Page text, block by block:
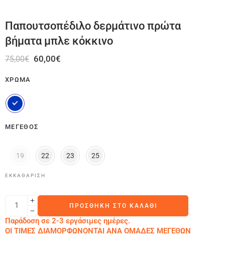
Παπουτσοπέδιλο δερμάτινο πρώτα
βήματα μπλε κόκκινο
75,00€ 60,00€
ΧΡΏΜΑ
ΜΈΓΕΘΟΣ
19 22 23 25
ΕΚΚΑΘΆΡΙΣΗ
ΠΡΟΣΘΉΚΗ ΣΤΟ ΚΑΛΆΘΙ
Παράδοση σε 2-3 εργάσιμες ημέρες.
ΟΙ ΤΙΜΕΣ ΔΙΑΜΟΡΦΩΝΟΝΤΑΙ ΑΝΑ ΟΜΑΔΕΣ ΜΕΓΕΘΩΝ